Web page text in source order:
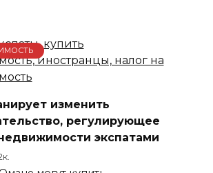
изменить
регулирующее
экспатами